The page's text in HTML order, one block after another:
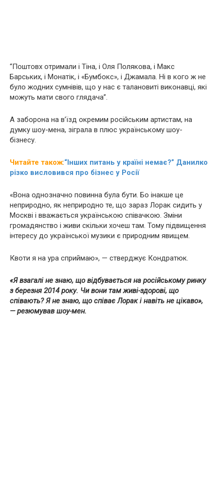
“Поштовх отримали і Тіна, і Оля Полякова, і Макс
Барських, і Монатік, і «Бумбокс», і Джамала. Ні в кого ж не
було жодних сумнівів, що у нас є талановиті виконавці, які
можуть мати свого глядача”.
А заборона на в’їзд окремим російським артистам, на
думку шоу-мена, зіграла в плюс українському шоу-
бізнесу.
Читайте також:“Інших питань у країні немає?” Данилко
різко висловився про бізнес у Росії
«Вона однозначно повинна була бути. Бо інакше це
неприродно, як неприродно те, що зараз Лорак сидить у
Москві і вважається українською співачкою. Зміни
громадянство і живи скільки хочеш там. Тому підвищення
інтересу до української музики є природним явищем.
Квоти я на ура сприймаю», — стверджує Кондратюк.
«Я взагалі не знаю, що відбувається на російському ринку
з березня 2014 року. Чи вони там живі-здорові, що
співають? Я не знаю, що співає Лорак і навіть не цікаво»,
— резюмував шоу-мен.